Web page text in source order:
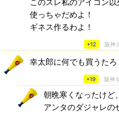
このスレ私のアイコン以
使っちゃだめよ！
ギネス作るわよ！
+12 阪神
幸太郎に何でも買うたろ
+19 阪神
朝晩寒くなったけど、
アンタのダジャレの